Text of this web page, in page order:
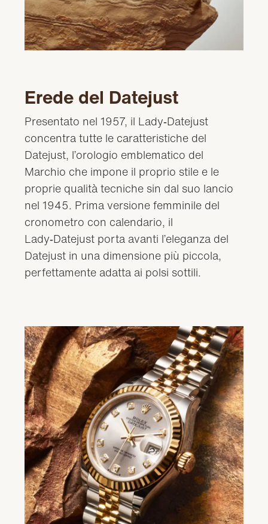
Erede del Datejust
Presentato nel 1957, il Lady‑Datejust
concentra tutte le caratteristiche del
Datejust, l’orologio emblematico del
Marchio che impone il proprio stile e le
proprie qualità tecniche sin dal suo lancio
nel 1945. Prima versione femminile del
cronometro con calendario, il
Lady‑Datejust porta avanti l’eleganza del
Datejust in una dimensione più piccola,
perfettamente adatta ai polsi sottili.